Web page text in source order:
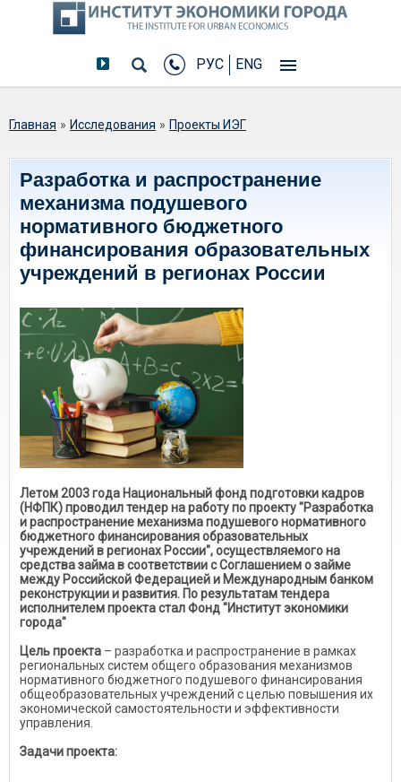
РУС ENG
Вы здесь
Главная » Исследования » Проекты ИЭГ
Разработка и распространение
механизма подушевого
нормативного бюджетного
финансирования образовательных
учреждений в регионах России
Летом 2003 года Национальный фонд подготовки кадров
(НФПК) проводил тендер на работу по проекту "Разработка
и распространение механизма подушевого нормативного
бюджетного финансирования образовательных
учреждений в регионах России", осуществляемого на
средства займа в соответствии с Соглашением о займе
между Российской Федерацией и Международным банком
реконструкции и развития. По результатам тендера
исполнителем проекта стал Фонд "Институт экономики
города"
Цель проекта – разработка и распространение в рамках
региональных систем общего образования механизмов
нормативного бюджетного подушевого финансирования
общеобразовательных учреждений с целью повышения их
экономической самостоятельности и эффективности
управления.
Задачи проекта: